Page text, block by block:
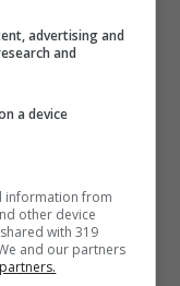
avrei
fino al
mio
advertising and
and
a device
information from
other device
with 319
and our partners